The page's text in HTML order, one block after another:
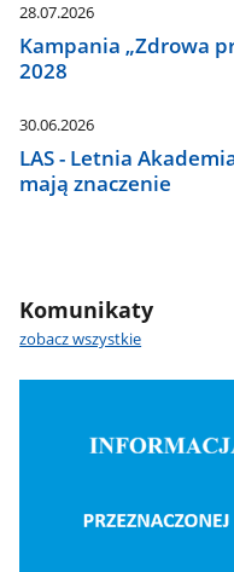
28.07.2026
Kampania „Zdrowa
2028
30.06.2026
LAS - Letnia
mają znaczenie
Komunikaty
zobacz wszystkie